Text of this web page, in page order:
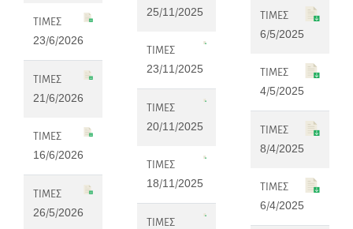
ΤΙΜΕΣ
23/6/2026
ΤΙΜΕΣ
21/6/2026
ΤΙΜΕΣ
16/6/2026
ΤΙΜΕΣ
26/5/2026
25/11/2025
ΤΙΜΕΣ
23/11/2025
ΤΙΜΕΣ
20/11/2025
ΤΙΜΕΣ
18/11/2025
ΤΙΜΕΣ
ΤΙΜΕΣ
6/5/2025
ΤΙΜΕΣ
4/5/2025
ΤΙΜΕΣ
8/4/2025
ΤΙΜΕΣ
6/4/2025